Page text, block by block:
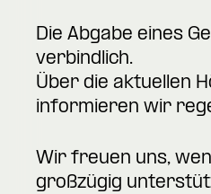
Die Abgabe eines
verbindlich.
Über die aktuellen
informieren wir
Wir freuen uns,
großzügig